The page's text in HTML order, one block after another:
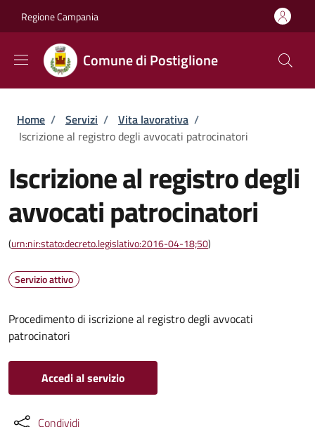
Regione Campania
Comune di Postiglione
Briciole di pane
Home / Servizi / Vita lavorativa /
Iscrizione al registro degli avvocati patrocinatori
Iscrizione al registro degli
avvocati patrocinatori
(urn:nir:stato:decreto.legislativo:2016-04-18;50)
Servizio attivo
Procedimento di iscrizione al registro degli avvocati
patrocinatori
Accedi al servizio
Condividi